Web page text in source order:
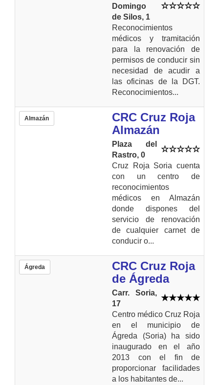
Domingo
de Silos, 1
Reconocimientos
médicos y tramitación
para la renovación de
permisos de conducir sin
necesidad de acudir a
las oficinas de la DGT.
Reconocimientos...
Almazán
CRC Cruz Roja
Almazán
Plaza del
Rastro, 0
Cruz Roja Soria cuenta
con un centro de
reconocimientos
médicos en Almazán
donde dispones del
servicio de renovación
de cualquier carnet de
conducir o...
Ágreda
CRC Cruz Roja
de Ágreda
Carr. Soria,
17
Centro médico Cruz Roja
en el municipio de
Ágreda (Soria) ha sido
inaugurado en el año
2013 con el fin de
proporcionar facilidades
a los habitantes de...